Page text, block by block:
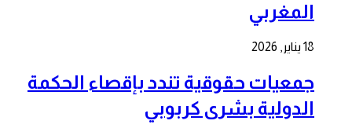
المغربي
18 يناير, 2026
جمعيات حقوقية تندد بإقصاء الحكمة
الدولية بشرى كربوبي